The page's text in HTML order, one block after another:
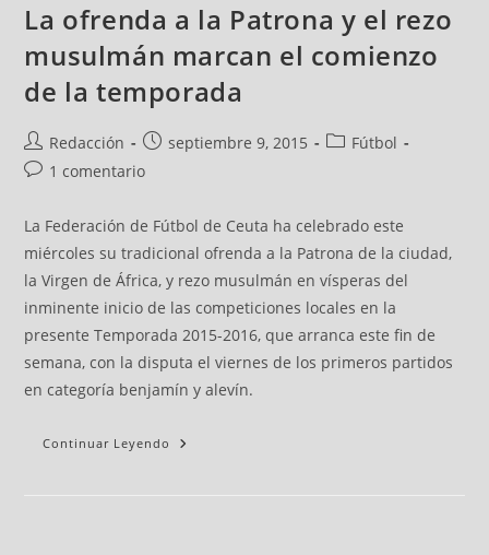
La ofrenda a la Patrona y el rezo
musulmán marcan el comienzo
de la temporada
Redacción septiembre 9, 2015
Fútbol
1 comentario
La Federación de Fútbol de Ceuta ha celebrado este
miércoles su tradicional ofrenda a la Patrona de la ciudad,
la Virgen de África, y rezo musulmán en vísperas del
inminente inicio de las competiciones locales en la
presente Temporada 2015-2016, que arranca este fin de
semana, con la disputa el viernes de los primeros partidos
en categoría benjamín y alevín.
Continuar Leyendo